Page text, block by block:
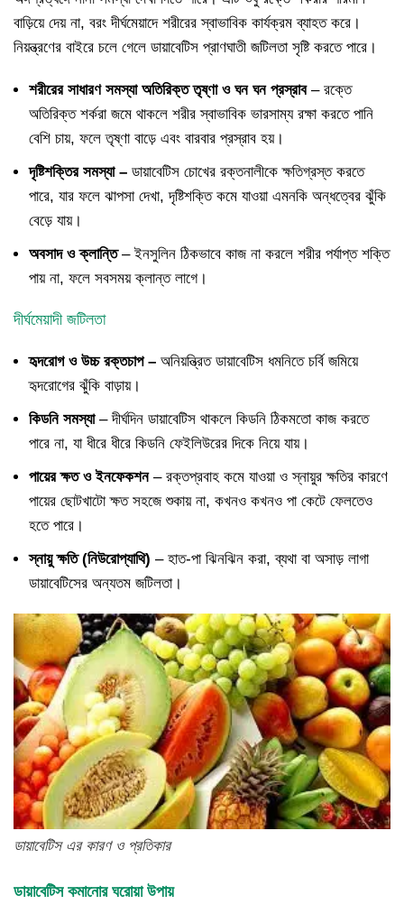
বাড়িয়ে দেয় না, বরং দীর্ঘমেয়াদে শরীরের স্বাভাবিক কার্যক্রম ব্যাহত করে।
নিয়ন্ত্রণের বাইরে চলে গেলে ডায়াবেটিস প্রাণঘাতী জটিলতা সৃষ্টি করতে পারে।
শরীরের সাধারণ সমস্যা অতিরিক্ত তৃষ্ণা ও ঘন ঘন প্রস্রাব– রক্তে
অতিরিক্ত শর্করা জমে থাকলে শরীর স্বাভাবিক ভারসাম্য রক্ষা করতে পানি
বেশি চায়, ফলে তৃষ্ণা বাড়ে এবং বারবার প্রস্রাব হয়।
দৃষ্টিশক্তির সমস্যা – ডায়াবেটিস চোখের রক্তনালীকে ক্ষতিগ্রস্ত করতে
পারে, যার ফলে ঝাপসা দেখা, দৃষ্টিশক্তি কমে যাওয়া এমনকি অন্ধত্বের ঝুঁকি
বেড়ে যায়।
অবসাদ ও ক্লান্তি– ইনসুলিন ঠিকভাবে কাজ না করলে শরীর পর্যাপ্ত শক্তি
পায় না, ফলে সবসময় ক্লান্ত লাগে।
দীর্ঘমেয়াদী জটিলতা
হৃদরোগ ও উচ্চ রক্তচাপ – অনিয়ন্ত্রিত ডায়াবেটিস ধমনিতে চর্বি জমিয়ে
হৃদরোগের ঝুঁকি বাড়ায়।
কিডনি সমস্যা– দীর্ঘদিন ডায়াবেটিস থাকলে কিডনি ঠিকমতো কাজ করতে
পারে না, যা ধীরে ধীরে কিডনি ফেইলিউরের দিকে নিয়ে যায়।
পায়ের ক্ষত ও ইনফেকশন– রক্তপ্রবাহ কমে যাওয়া ও স্নায়ুর ক্ষতির কারণে
পায়ের ছোটখাটো ক্ষত সহজে শুকায় না, কখনও কখনও পা কেটে ফেলতেও
হতে পারে।
স্নায়ু ক্ষতি (নিউরোপ্যাথি) – হাত-পা ঝিনঝিন করা, ব্যথা বা অসাড় লাগা
ডায়াবেটিসের অন্যতম জটিলতা।
ডায়াবেটিস এর কারণ ও প্রতিকার
ডায়াবেটিস কমানোর ঘরোয়া উপায়